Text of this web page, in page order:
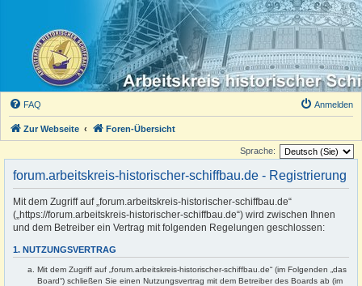
FAQ Anmelden
Zur Webseite Foren-Übersicht
Sprache:
forum.arbeitskreis-historischer-schiffbau.de - Registrierung
Mit dem Zugriff auf „forum.arbeitskreis-historischer-schiffbau.de“
(„https://forum.arbeitskreis-historischer-schiffbau.de“) wird zwischen Ihnen
und dem Betreiber ein Vertrag mit folgenden Regelungen geschlossen:
1. NUTZUNGSVERTRAG
Mit dem Zugriff auf „forum.arbeitskreis-historischer-schiffbau.de“ (im Folgenden „das
Board“) schließen Sie einen Nutzungsvertrag mit dem Betreiber des Boards ab (im